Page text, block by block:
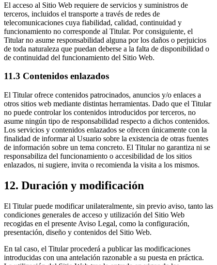
El acceso al Sitio Web requiere de servicios y suministros de
terceros, incluidos el transporte a través de redes de
telecomunicaciones cuya fiabilidad, calidad, continuidad y
funcionamiento no corresponde al Titular. Por consiguiente, el
Titular no asume responsabilidad alguna por los daños o perjuicios
de toda naturaleza que puedan deberse a la falta de disponibilidad o
de continuidad del funcionamiento del Sitio Web.
11.3 Contenidos enlazados
El Titular ofrece contenidos patrocinados, anuncios y/o enlaces a
otros sitios web mediante distintas herramientas. Dado que el Titular
no puede controlar los contenidos introducidos por terceros, no
asume ningún tipo de responsabilidad respecto a dichos contenidos.
Los servicios y contenidos enlazados se ofrecen únicamente con la
finalidad de informar al Usuario sobre la existencia de otras fuentes
de información sobre un tema concreto. El Titular no garantiza ni se
responsabiliza del funcionamiento o accesibilidad de los sitios
enlazados, ni sugiere, invita o recomienda la visita a los mismos.
12. Duración y modificación
El Titular puede modificar unilateralmente, sin previo aviso, tanto las
condiciones generales de acceso y utilización del Sitio Web
recogidas en el presente Aviso Legal, como la configuración,
presentación, diseño y contenidos del Sitio Web.
En tal caso, el Titular procederá a publicar las modificaciones
introducidas con una antelación razonable a su puesta en práctica.